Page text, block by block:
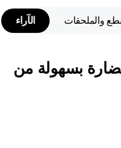
والملحقات الآراء
بسهولة من